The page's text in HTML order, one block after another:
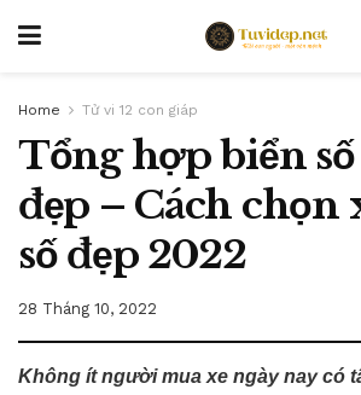
Home Tử vi 12 con giáp
Tổng hợp biển số
đẹp – Cách chọn
số đẹp 2022
28 Tháng 10, 2022
Không ít người mua xe ngày nay có